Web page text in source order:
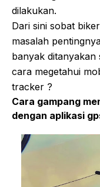
dilakukan.
Dari sini sobat
masalah
banyak ditanyakan
cara megetahui
tracker ?
Cara gampang
dengan aplikasi